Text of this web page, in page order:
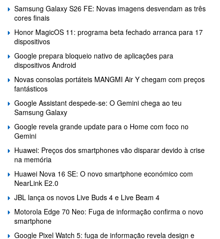
Samsung Galaxy S26 FE: Novas imagens desvendam as três
cores finais
Honor MagicOS 11: programa beta fechado arranca para 17
dispositivos
Google prepara bloqueio nativo de aplicações para
dispositivos Android
Novas consolas portáteis MANGMI Air Y chegam com preços
fantásticos
Google Assistant despede-se: O Gemini chega ao teu
Samsung Galaxy
Google revela grande update para o Home com foco no
Gemini
Huawei: Preços dos smartphones vão disparar devido à crise
na memória
Huawei Nova 16 SE: O novo smartphone económico com
NearLink E2.0
JBL lança os novos Live Buds 4 e Live Beam 4
Motorola Edge 70 Neo: Fuga de informação confirma o novo
smartphone
Google Pixel Watch 5: fuga de informação revela design e